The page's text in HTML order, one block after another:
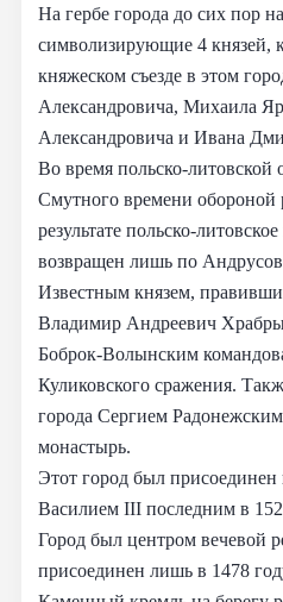
На гербе города до сих пор
символизирующие 4 князей,
княжеском съезде в этом
Александровича, Михаила
Александровича и Ивана
Во время польско-литовской
Смутного времени
результате польско-
возвращен лишь по
Известным князем,
Владимир Андреевич
Боброк-Волынским
Куликовского сражения.
города Сергием
монастырь.
Этот город был
Василием III последним в
Город был центром вечевой
присоединен лишь в 1478